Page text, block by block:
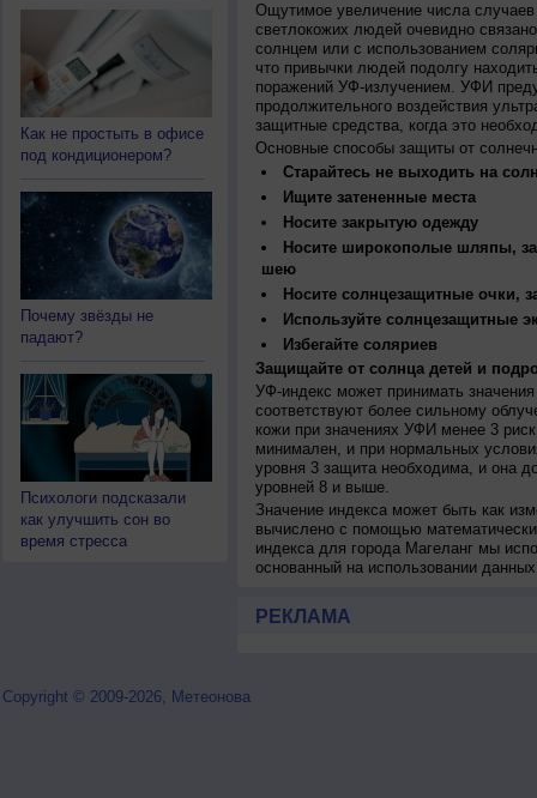
Как не простыть в офисе
под кондиционером?
Почему звёзды не
падают?
Психологи подсказали
как улучшить сон во
время стресса
Ощутимое увеличение числа
светлокожих людей очевидно
солнцем или с использованием
что привычки людей подолгу
поражений УФ-излучением. УФИ
продолжительного воздействия
защитные средства, когда это
Основные способы защиты от
Старайтесь не выходить на
Ищите затененные места
Носите закрытую одежду
Носите широкополые шляпы,
шею
Носите солнцезащитные очки,
Используйте солнцезащитные
Избегайте соляриев
Защищайте от солнца детей и
УФ-индекс может принимать
соответствуют более сильному
кожи при значениях УФИ менее 3
минимален, и при нормальных
уровня 3 защита необходима, и она
уровней 8 и выше.
Значение индекса может быть как
вычислено с помощью
индекса для города Магеланг мы
основанный на использовании
РЕКЛАМА
Copyright © 2009-2026, Метеонова